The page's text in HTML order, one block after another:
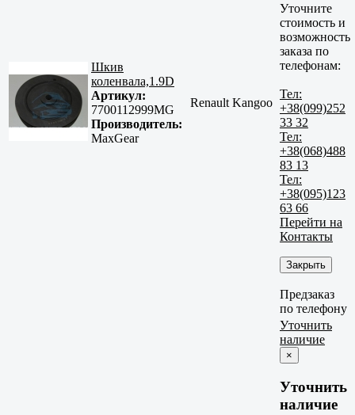
Шкив
коленвала,1.9D
Артикул:
7700112999MG
Производитель:
MaxGear
Renault Kangoo
Уточните
стоимость и
возможность
заказа по
телефонам:
Тел:
+38(099)252
33 32
Тел:
+38(068)488
83 13
Тел:
+38(095)123
63 66
Перейти на
Контакты
Закрыть
Предзаказ
по телефону
Уточнить
наличие
×
Уточнить
наличие